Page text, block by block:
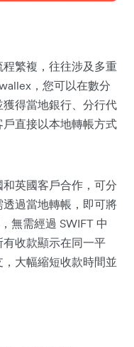
繁複，往往涉及多重
，您可以在數分
得當地銀行、分行代
直接以本地轉帳方式
英國客戶合作，可分
過當地轉帳，即可將
無需經過 SWIFT 中
收款顯示在同一平
大幅縮短收款時間並